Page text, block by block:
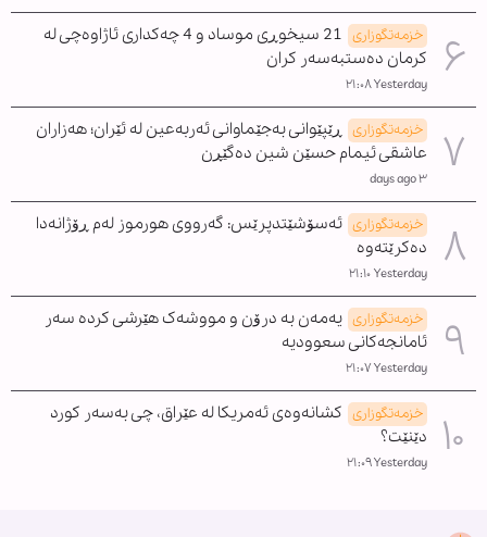
خزمەتگوزاری
21 سیخوڕی موساد و 4 چەکداری ئاژاوەچی لە
کرمان دەستبەسەر کران
Yesterday ٢١:٠٨
خزمەتگوزاری
ڕێپێوانی بەجێماوانی ئەربەعین لە ئێران؛ هەزاران
عاشقی ئیمام حسێن شین دەگێڕن
٣ days ago
خزمەتگوزاری ئەسۆشێتدپرێس: گەرووی هورموز لەم ڕۆژانەدا
دەکرێتەوە
Yesterday ٢١:١٠
خزمەتگوزاری یەمەن بە درۆن و مووشەک هێرشی کردە سەر
ئامانجەکانی سعوودیە
Yesterday ٢١:٠٧
خزمەتگوزاری کشانەوەی ئەمریکا لە عێراق، چی بەسەر کورد
دێنێت؟
Yesterday ٢١:٠٩